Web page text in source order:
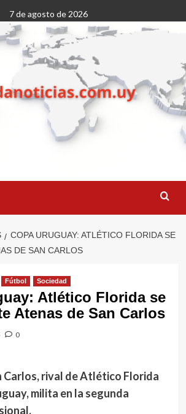
7 de agosto de 2026
COPA URUGUAY: ATLÉTICO FLORIDA SE
DE SAN CARLOS
Fútbol Sociedad
Atlético Florida se
Atenas de San Carlos
0
Carlos, rival de Atlético Florida
milita en la segunda